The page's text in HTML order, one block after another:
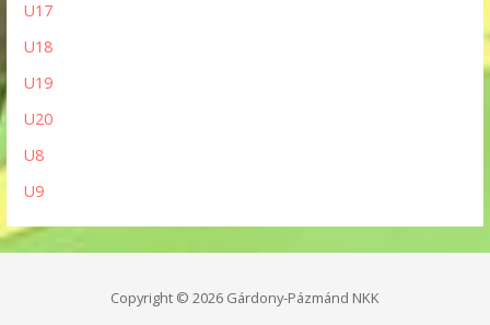
U17
U18
U19
U20
U8
U9
Copyright © 2026 Gárdony-Pázmánd NKK